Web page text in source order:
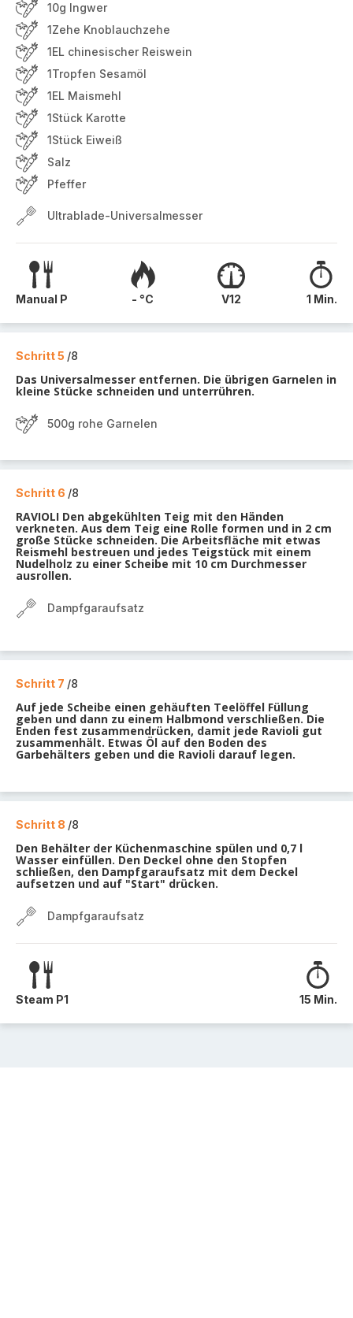
10g Ingwer
1Zehe Knoblauchzehe
1EL chinesischer Reiswein
1Tropfen Sesamöl
1EL Maismehl
1Stück Karotte
1Stück Eiweiß
Salz
Pfeffer
Ultrablade-Universalmesser
Manual P - °C V12 1 Min.
Schritt 5 /8
Das Universalmesser entfernen. Die übrigen Garnelen in
kleine Stücke schneiden und unterrühren.
500g rohe Garnelen
Schritt 6 /8
RAVIOLI Den abgekühlten Teig mit den Händen
verkneten. Aus dem Teig eine Rolle formen und in 2 cm
große Stücke schneiden. Die Arbeitsfläche mit etwas
Reismehl bestreuen und jedes Teigstück mit einem
Nudelholz zu einer Scheibe mit 10 cm Durchmesser
ausrollen.
Dampfgaraufsatz
Schritt 7 /8
Auf jede Scheibe einen gehäuften Teelöffel Füllung
geben und dann zu einem Halbmond verschließen. Die
Enden fest zusammendrücken, damit jede Ravioli gut
zusammenhält. Etwas Öl auf den Boden des
Garbehälters geben und die Ravioli darauf legen.
Schritt 8 /8
Den Behälter der Küchenmaschine spülen und 0,7 l
Wasser einfüllen. Den Deckel ohne den Stopfen
schließen, den Dampfgaraufsatz mit dem Deckel
aufsetzen und auf "Start" drücken.
Dampfgaraufsatz
Steam P1 15 Min.